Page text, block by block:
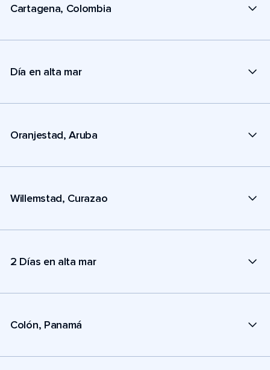
Cartagena, Colombia
Día en alta mar
Oranjestad, Aruba
Willemstad, Curazao
2 Días en alta mar
Colón, Panamá